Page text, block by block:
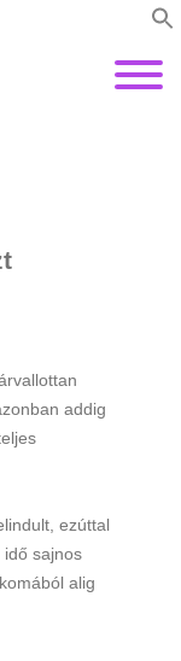
addig
ezúttal
idő sajnos
alig